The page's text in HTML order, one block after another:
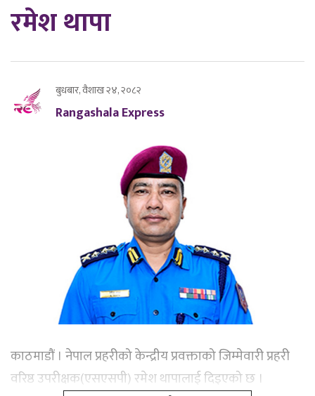
रमेश थापा
बुधबार, वैशाख २४, २०८२
Rangashala Express
काठमाडौं । नेपाल प्रहरीको केन्द्रीय प्रवक्ताको जिम्मेवारी प्रहरी
वरिष्ठ उपरीक्षक(एसएसपी) रमेश थापालाई दिइएको छ ।